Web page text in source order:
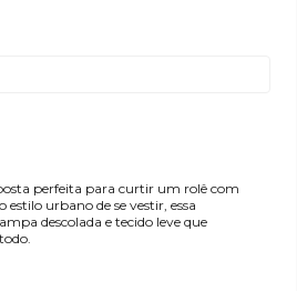
perfeita para curtir um rolê com
estilo urbano de se vestir, essa
descolada e tecido leve que